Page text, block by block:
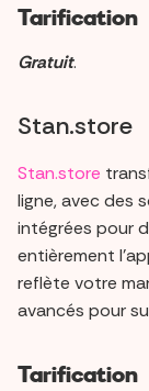
Tarification
Gratuit.
Stan.store
Stan.store
ligne, avec des
intégrées pour
entièrement
reflète votre
avancés pour
Tarification